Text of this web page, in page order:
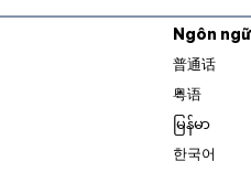
Ngôn ngữ
普通话
粤语
မြန်မာ
한국어